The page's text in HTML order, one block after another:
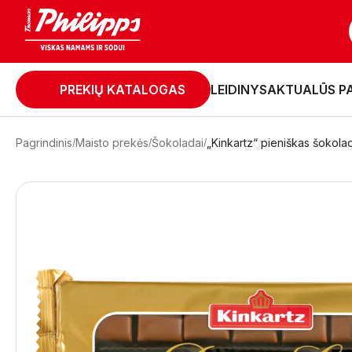
PREKIŲ KATALOGAS LEIDINYSAKTUALŪS
Pagrindinis Maisto prekės Šokoladai „Kinkartz“ pieniškas